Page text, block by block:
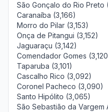
São Gonçalo do Rio Preto
Caranaíba (3,166)
Morro do Pilar (3,153)
Onça de Pitangui (3,152)
Jaguaraçu (3,142)
Comendador Gomes
Taparuba (3,101)
Cascalho Rico (3,092)
Coronel Pacheco (3,090)
Santo Hipólito (3,065)
São Sebastião da Vargem